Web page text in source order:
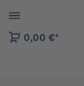
to B2B
0,00 €*